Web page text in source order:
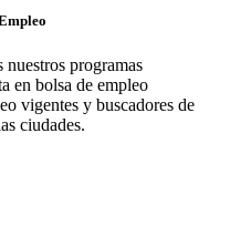
programas
en bolsa de empleo
vigentes y buscadores de
ciudades.